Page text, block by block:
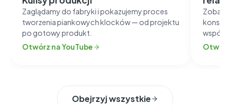
Zaglądamy do fabryki i pokazujemy proces
tworzenia piankowych klocków — od projektu
po gotowy produkt.
Otwórz na YouTube
Obejrzyj wszystkie